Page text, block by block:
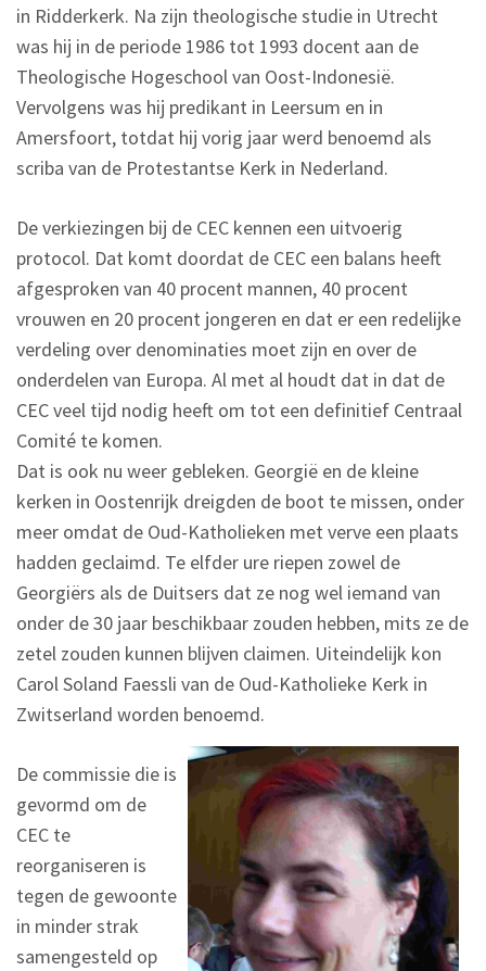
in Ridderkerk. Na zijn theologische studie in Utrecht
was hij in de periode 1986 tot 1993 docent aan de
Theologische Hogeschool van Oost-Indonesië.
Vervolgens was hij predikant in Leersum en in
Amersfoort, totdat hij vorig jaar werd benoemd als
scriba van de Protestantse Kerk in Nederland.
De verkiezingen bij de CEC kennen een uitvoerig
protocol. Dat komt doordat de CEC een balans heeft
afgesproken van 40 procent mannen, 40 procent
vrouwen en 20 procent jongeren en dat er een redelijke
verdeling over denominaties moet zijn en over de
onderdelen van Europa. Al met al houdt dat in dat de
CEC veel tijd nodig heeft om tot een definitief Centraal
Comité te komen.
Dat is ook nu weer gebleken. Georgië en de kleine
kerken in Oostenrijk dreigden de boot te missen, onder
meer omdat de Oud-Katholieken met verve een plaats
hadden geclaimd. Te elfder ure riepen zowel de
Georgiërs als de Duitsers dat ze nog wel iemand van
onder de 30 jaar beschikbaar zouden hebben, mits ze de
zetel zouden kunnen blijven claimen. Uiteindelijk kon
Carol Soland Faessli van de Oud-Katholieke Kerk in
Zwitserland worden benoemd.
De commissie die is
gevormd om de
CEC te
reorganiseren is
tegen de gewoonte
in minder strak
samengesteld op